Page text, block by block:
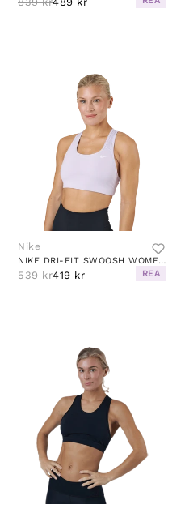
Nike
NIKE DRI-FIT SWOOSH WOMEN'S ME DOLL/WHITE
539 kr419 kr REA